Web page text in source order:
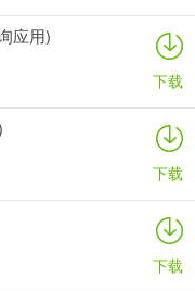
应用)
下载
下载
下载